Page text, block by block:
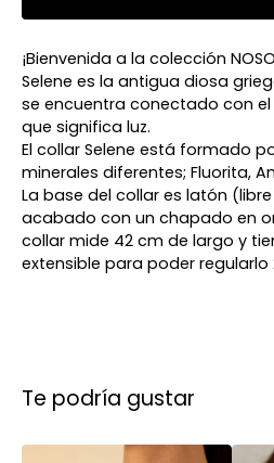
¡Bienvenida a la colección
Selene es la antigua diosa
se encuentra conectado con el
que significa luz.
El collar Selene está formado
minerales diferentes; Fluorita,
La base del collar es latón
acabado con un chapado en
collar mide 42 cm de largo y
extensible para poder regularlo
Te podría gustar